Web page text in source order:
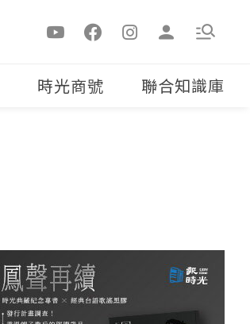
時光商號 聯合知識庫